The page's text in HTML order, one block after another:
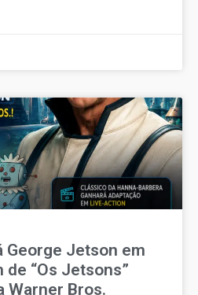
George Jetson em
“Os Jetsons”
Warner Bros.